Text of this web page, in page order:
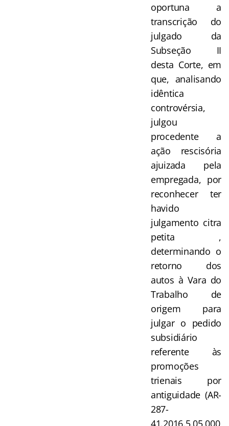
oportuna a
transcrição do
julgado da
Subseção II
desta Corte, em
que, analisando
idêntica
controvérsia,
julgou
procedente a
ação rescisória
ajuizada pela
empregada, por
reconhecer ter
havido
julgamento citra
petita ,
determinando o
retorno dos
autos à Vara do
Trabalho de
origem para
julgar o pedido
subsidiário
referente às
promoções
trienais por
antiguidade (AR-
287-
41.2016.5.05.000